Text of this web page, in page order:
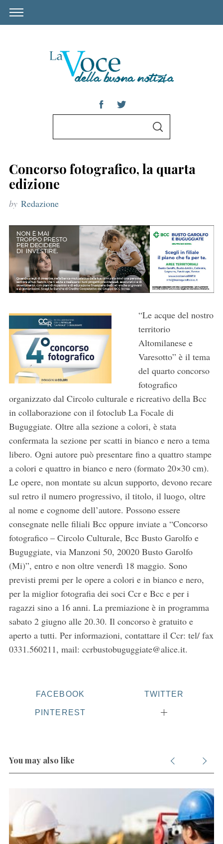
c
h
f
r
:
S
Concorso fotografico, la quarta
edizione
by Redazione
“Le acque del nostro
territorio
Altomilanese e
Varesotto” è il tema
del quarto concorso
fotografico
organizzato dal Circolo culturale e ricreativo della Bcc
in collaborazione con il fotoclub La Focale di
Buguggiate. Oltre alla sezione a colori, è stata
confermata la sezione per scatti in bianco e nero a tema
libero. Ogni autore può presentare fino a quattro stampe
a colori e quattro in bianco e nero (formato 20×30 cm).
Le opere, non montate su alcun supporto, devono recare
sul retro il numero progressivo, il titolo, il luogo, oltre
al nome e cognome dell’autore. Possono essere
consegnate nelle filiali Bcc oppure inviate a “Concorso
fotografico – Circolo Culturale, Bcc Busto Garolfo e
Buguggiate, via Manzoni 50, 20020 Busto Garolfo
(Mi)”, entro e non oltre venerdì 18 maggio. Sono
previsti premi per le opere a colori e in bianco e nero,
per la miglior fotografia dei soci Ccr e Bcc e per i
ragazzi sino a 16 anni. La premiazione è in programma
sabato 2 giugno alle 20.30. Il concorso è gratuito e
aperto a tutti. Per informazioni, contattare il Ccr: tel/ fax
0331.560211, mail: ccrbustobuguggiate@alice.it.
FACEBOOK TWITTER
PINTEREST
You may also like
e